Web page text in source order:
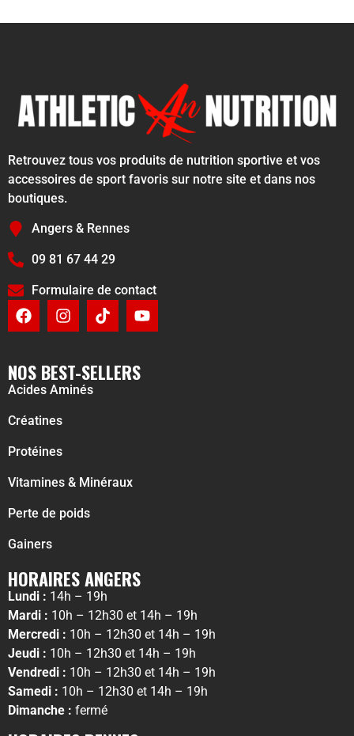
Retrouvez tous vos produits de nutrition sportive et vos
accessoires de sport favoris sur notre site et dans nos
boutiques.
Angers & Rennes
09 81 67 44 29
Formulaire de contact
NOS BEST-SELLERS
Acides Aminés
Créatines
Protéines
Vitamines & Minéraux
Perte de poids
Gainers
HORAIRES ANGERS
Lundi : 14h – 19h
Mardi : 10h – 12h30 et 14h – 19h
Mercredi : 10h – 12h30 et 14h – 19h
Jeudi : 10h – 12h30 et 14h – 19h
Vendredi : 10h – 12h30 et 14h – 19h
Samedi : 10h – 12h30 et 14h – 19h
Dimanche : fermé